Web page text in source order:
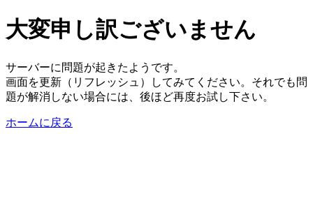
大変申し訳ございません
サーバーに問題が起きたようです。
画面を更新（リフレッシュ）してみてください。それでも問
題が解消しない場合には、後ほど再度お試し下さい。
ホームに戻る